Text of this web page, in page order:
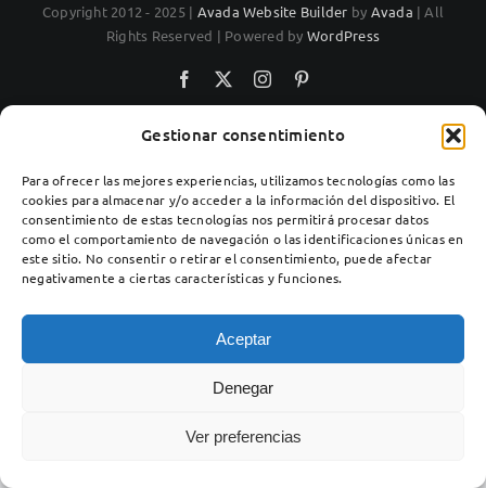
Gestionar consentimiento
Para ofrecer las mejores experiencias, utilizamos tecnologías como las
cookies para almacenar y/o acceder a la información del dispositivo. El
consentimiento de estas tecnologías nos permitirá procesar datos
como el comportamiento de navegación o las identificaciones únicas en
este sitio. No consentir o retirar el consentimiento, puede afectar
negativamente a ciertas características y funciones.
Aceptar
Denegar
Ver preferencias
Copyright 2012 - 2025 | Avada Website Builder by Avada | All
Rights Reserved | Powered by WordPress
Facebook Instagram